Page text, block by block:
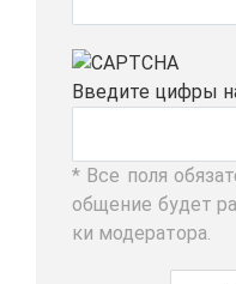
Вве­ди­те циф­ры
* Все по­ля
об­ще­ние бу­дет
ки мо­де­ра­то­ра.